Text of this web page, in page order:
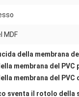
MDF
della membrana
membrana del PVC
membrana del PVC
sventa il rotolo della